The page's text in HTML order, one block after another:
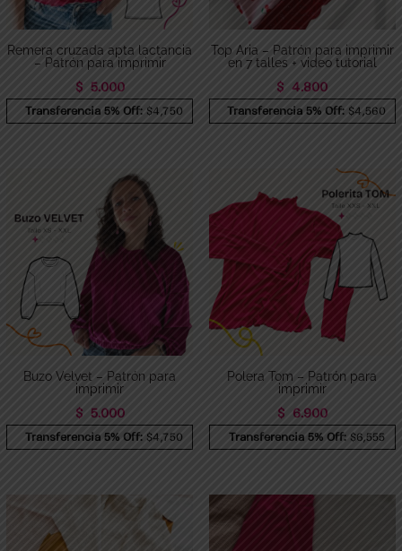
Remera cruzada apta lactancia
– Patrón para imprimir
$ 5.000
Transferencia 5% Off: $4,750
Top Aria – Patrón para imprimir
en 7 talles + video tutorial
$ 4.800
Transferencia 5% Off: $4,560
Buzo Velvet – Patrón para
imprimir
$ 5.000
Transferencia 5% Off: $4,750
Polera Tom – Patrón para
imprimir
$ 6.900
Transferencia 5% Off: $6,555